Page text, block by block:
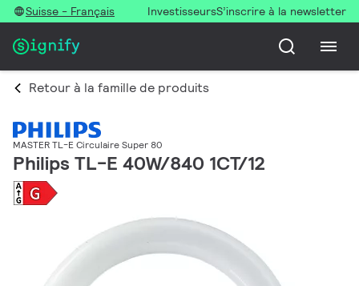
Suisse - Français InvestisseursS’inscrire à la newsletter
Retour à la famille de produits
MASTER TL-E Circulaire Super 80
Philips TL-E 40W/840 1CT/12